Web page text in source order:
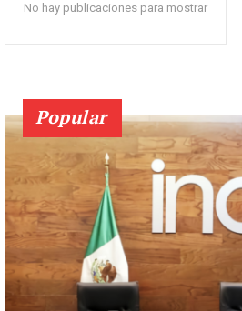
No hay publicaciones para mostrar
Popular